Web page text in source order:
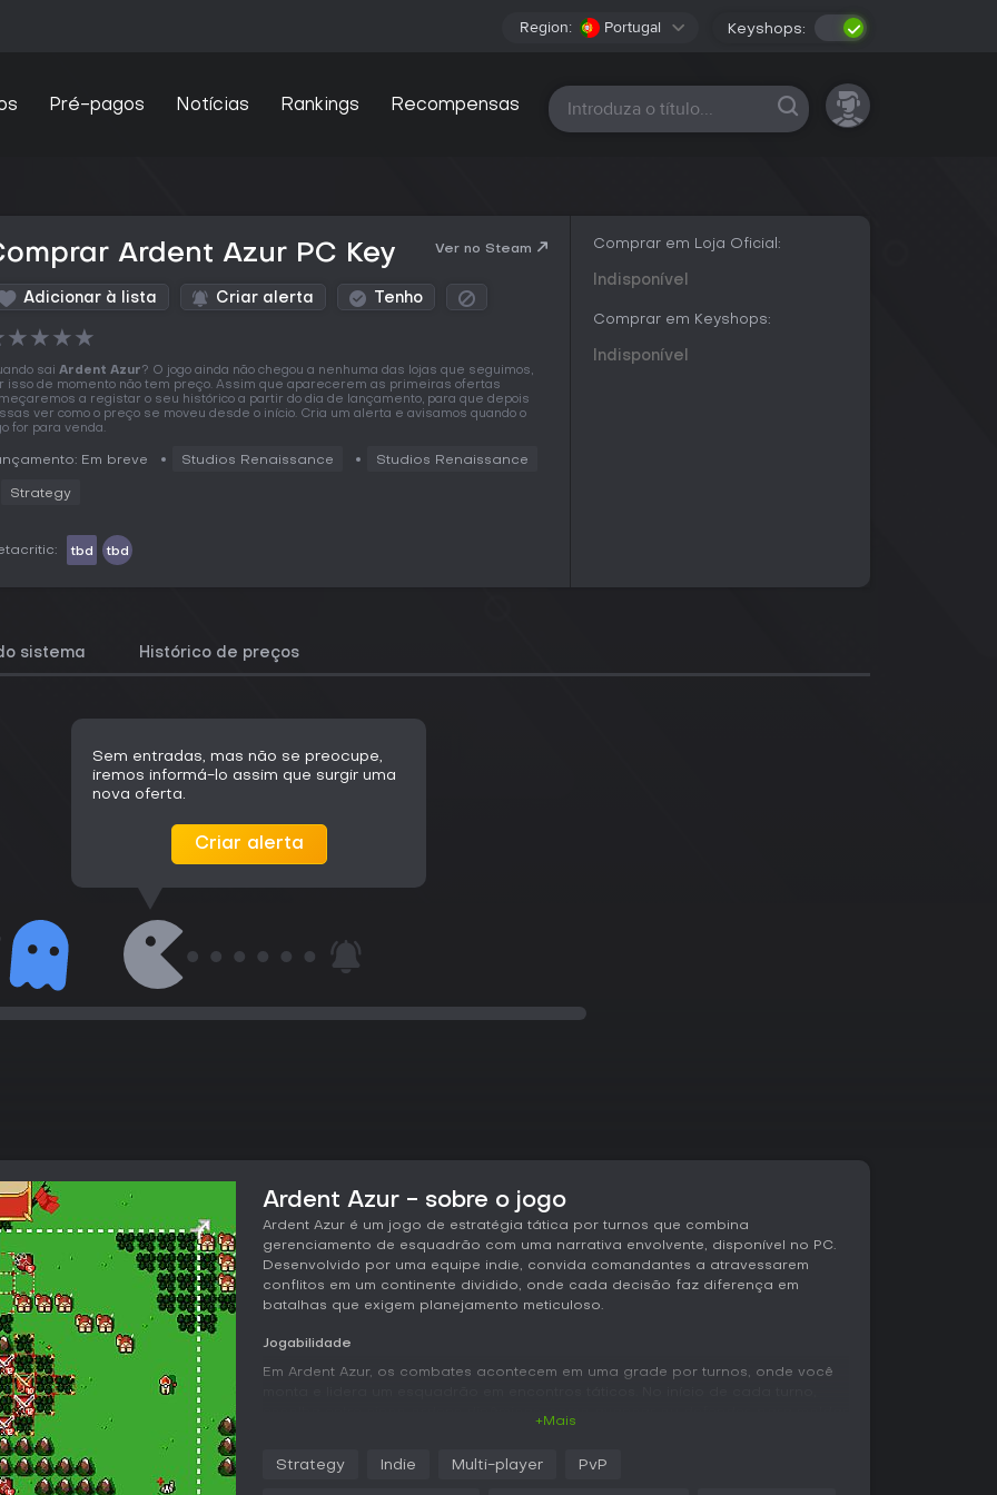
Region: Portugal Keyshops:
Pré-pagos Notícias Rankings Recompensas Todas as plataformas
Ardent Azur PC Key Ver no Steam
Adicionar à lista Criar alerta Tenho
★★★★
sai Ardent Azur? O jogo ainda não chegou a nenhuma das lojas que seguimos,
isso de momento não tem preço. Assim que aparecerem as primeiras ofertas
a registar o seu histórico a partir do dia de lançamento, para que depois
ver como o preço se moveu desde o início. Cria um alerta e avisamos quando o
for para venda.
Em breve Studios Renaissance Studios Renaissance
Strategy
tbd tbd
Comprar em Loja Oficial:
Indisponível
Comprar em Keyshops:
Indisponível
sistema Histórico de preços
Sem entradas, mas não se preocupe,
iremos informá-lo assim que surgir uma
nova oferta.
Criar alerta
Ardent Azur - sobre o jogo
Ardent Azur é um jogo de estratégia tática por turnos que combina
gerenciamento de esquadrão com uma narrativa envolvente, disponível no PC.
Desenvolvido por uma equipe indie, convida comandantes a atravessarem
conflitos em um continente dividido, onde cada decisão faz diferença em
batalhas que exigem planejamento meticuloso.
Jogabilidade
Em Ardent Azur, os combates acontecem em uma grade por turnos, onde você
e obriga priorizações, como em um campo de batalha real.
+Mais
Strategy Indie Multi-player PvP